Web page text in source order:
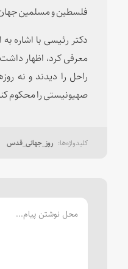
فلسطین و مسلمین
دکتر رئیسی با اشاره
معرفی کرد، اظهار
صهیونیستی را محکوم
روز_جهانی_قدس